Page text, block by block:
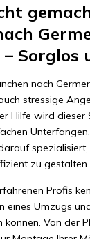
Sorglos
nach
stressige
Hilfe wird dieser
spezialisiert,
zu gestalten.
Profis
eines Umzugs
Von der